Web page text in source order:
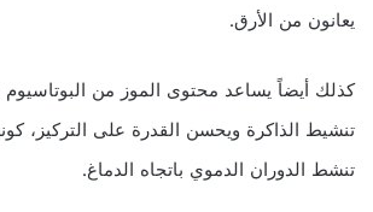
يعانون من الأرق.
كذلك أيضاً يساعد محتوى الموز من البوتاسيوم
تنشيط الذاكرة ويحسن القدرة على التركيز،
تنشط الدوران الدموي باتجاه الدماغ.